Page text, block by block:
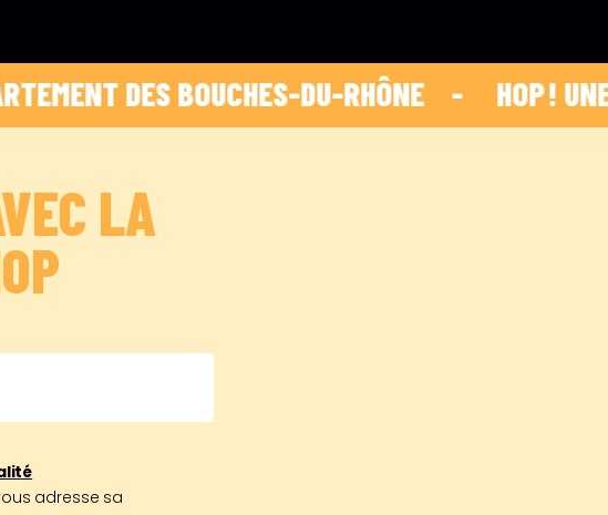
DES BOUCHES-DU-RHÔNE    - HOP ! UNE
LA
adresse sa